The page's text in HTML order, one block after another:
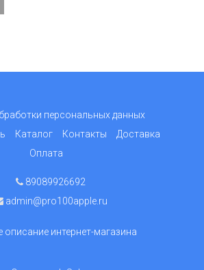
персональных данных
Каталог Контакты
Доставка
Оплата
89089926692
admin@pro100apple.ru
описание интернет-магазина